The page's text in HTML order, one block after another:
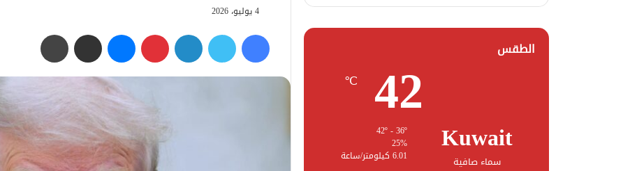
4 يوليو، 2026
فيسبوك تويتر لينكدإن بينتيريست ماسنجر مشاركة عبر البريد
الطقس
Kuwait
سماء صافية
42
℃
42º - 36º
25%
6.01 كيلومتر/ساعة